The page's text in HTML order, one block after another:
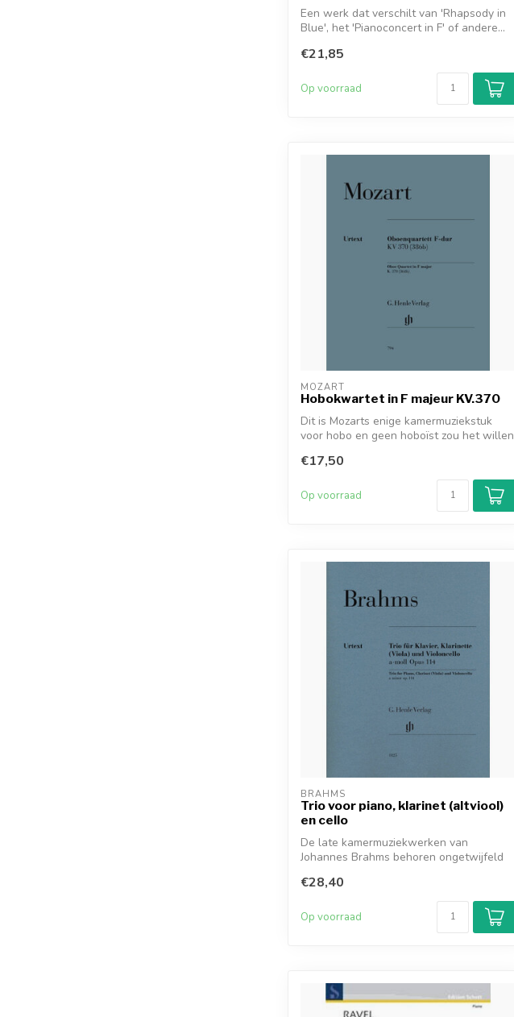
Een werk dat verschilt van 'Rhapsody in
Blue', het 'Pianoconcert in F' of andere...
€21,85
Op voorraad
MOZART
Hobokwartet in F majeur KV.370
Dit is Mozarts enige kamermuziekstuk
voor hobo en geen hoboïst zou het willen
€17,50
Op voorraad
BRAHMS
Trio voor piano, klarinet (altviool)
en cello
De late kamermuziekwerken van
Johannes Brahms behoren ongetwijfeld
€28,40
Op voorraad